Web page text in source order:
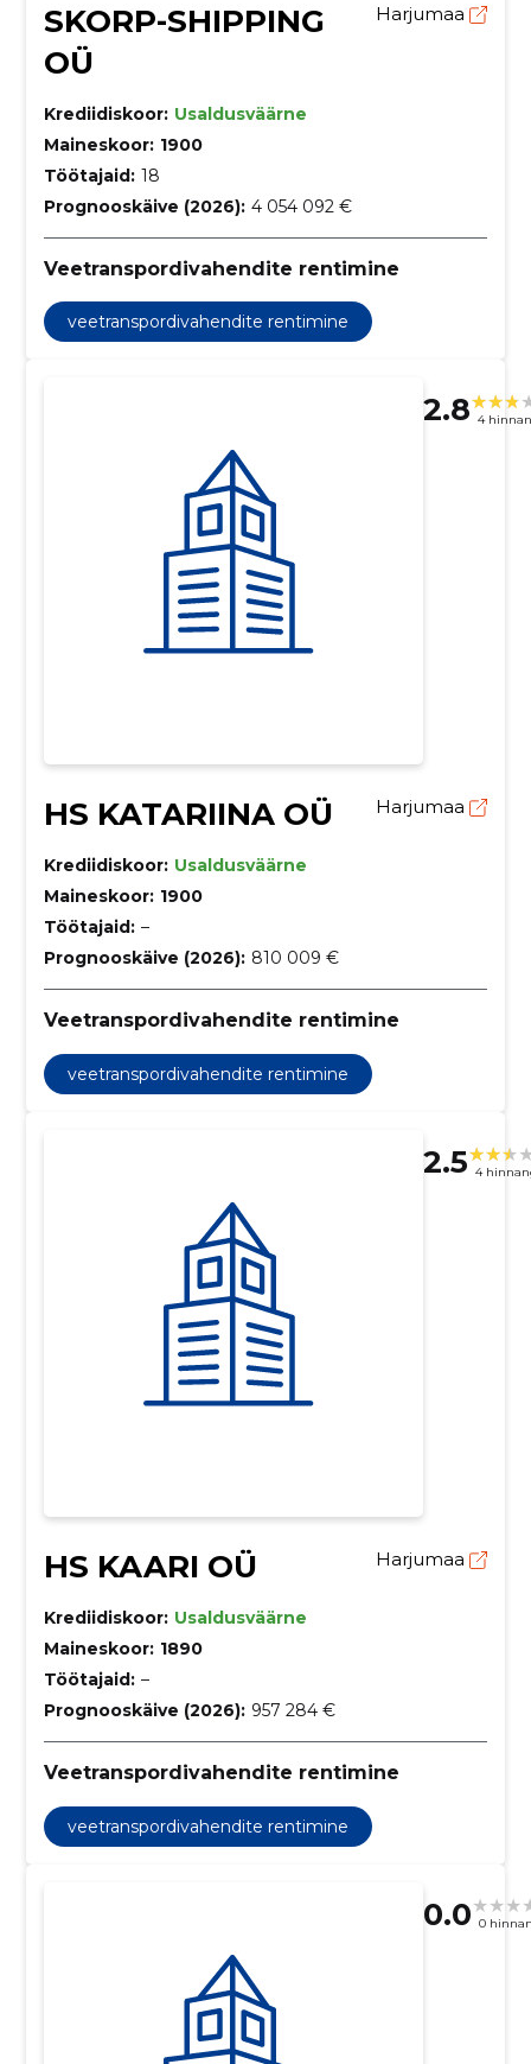
SKORP-SHIPPING
OÜ
Harjumaa
Krediidiskoor: Usaldusväärne
Maineskoor: 1900
Töötajaid: 18
Prognooskäive (2026): 4 054 092 €
Veetranspordivahendite rentimine
veetranspordivahendite rentimine
2.8 4
HS KATARIINA OÜ Harjumaa
Krediidiskoor: Usaldusväärne
Maineskoor: 1900
Töötajaid: –
Prognooskäive (2026): 810 009 €
Veetranspordivahendite rentimine
veetranspordivahendite rentimine
2.5 4
HS KAARI OÜ Harjumaa
Krediidiskoor: Usaldusväärne
Maineskoor: 1890
Töötajaid: –
Prognooskäive (2026): 957 284 €
Veetranspordivahendite rentimine
veetranspordivahendite rentimine
0.0 0